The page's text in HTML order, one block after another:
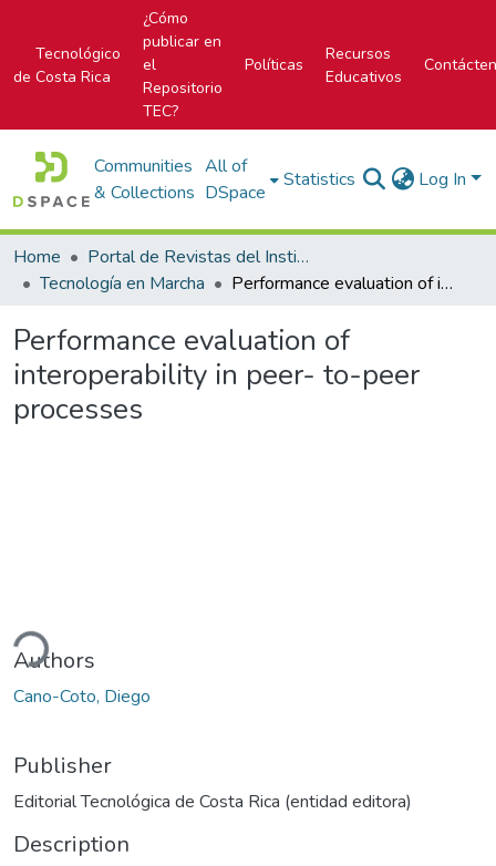
Tecnológico
de Costa Rica
¿Cómo
publicar en
el
Repositorio
TEC?
Políticas
Recursos
Educativos
Communities
& Collections
All of
DSpace
Statistics Log In
Home
Portal de Revistas del Instituto Tecnológico de Costa Rica
Tecnología en Marcha
Performance evaluation of interoperability in peer- to-peer processes
Performance evaluation of
interoperability in peer- to-peer
processes
Authors
Cano-Coto, Diego
Publisher
Editorial Tecnológica de Costa Rica (entidad editora)
Description